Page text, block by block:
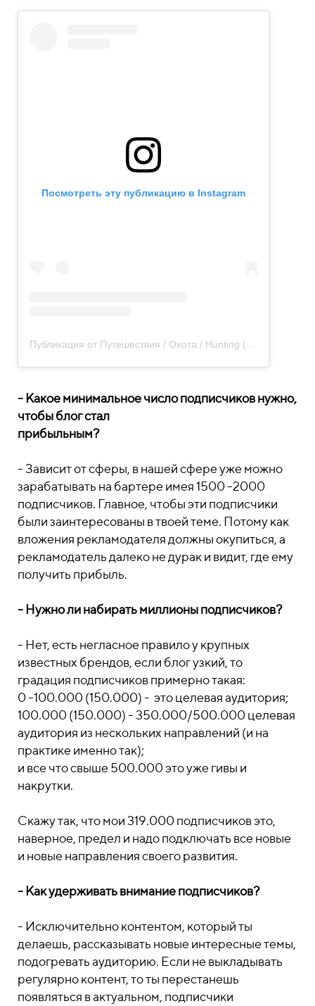
Посмотреть эту публикацию в Instagram
- Какое минимальное число подписчиков нужно,
чтобы блог стал
прибыльным?
- Зависит от сферы, в нашей сфере уже можно
зарабатывать на бартере имея 1500 -2000
подписчиков. Главное, чтобы эти подписчики
были заинтересованы в твоей теме. Потому как
вложения рекламодателя должны окупиться, а
рекламодатель далеко не дурак и видит, где ему
получить прибыль.
- Нужно ли набирать миллионы подписчиков?
- Нет, есть негласное правило у крупных
известных брендов, если блог узкий, то
градация подписчиков примерно такая:
0 -100.000 (150.000) - это целевая аудитория;
100.000 (150.000) - 350.000/500.000 целевая
аудитория из нескольких направлений (и на
практике именно так);
и все что свыше 500.000 это уже гивы и
накрутки.
Скажу так, что мои 319.000 подписчиков это,
наверное, предел и надо подключать все новые
и новые направления своего развития.
- Как удерживать внимание подписчиков?
- Исключительно контентом, который ты
делаешь, рассказывать новые интересные темы,
подогревать аудиторию. Если не выкладывать
регулярно контент, то ты перестанешь
появляться в актуальном, подписчики